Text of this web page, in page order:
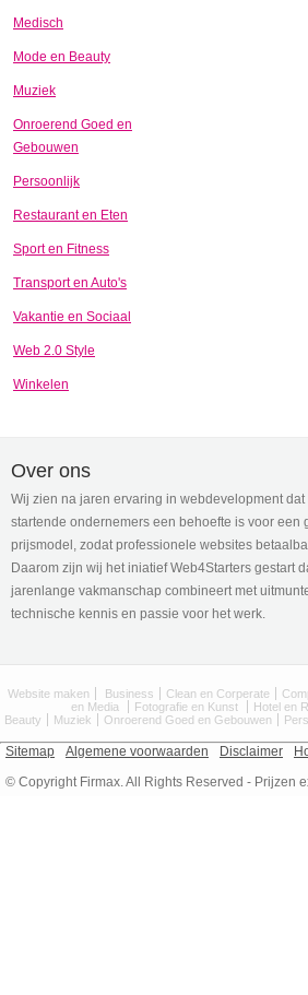
Medisch
Mode en Beauty
Muziek
Onroerend Goed en
Gebouwen
Persoonlijk
Restaurant en Eten
Sport en Fitness
Transport en Auto's
Vakantie en Sociaal
Web 2.0 Style
Winkelen
Over ons
Wij zien na jaren ervaring in webdevelopment dat
startende ondernemers een behoefte is voor een
prijsmodel, zodat professionele websites
Daarom zijn wij het iniatief Web4Starters gestart
jarenlange vakmanschap combineert met
technische kennis en passie voor het werk.
Website maken Business Clean en Corperate
en Media
Fotografie en Kunst Hotel en
Beauty
Muziek Onroerend Goed en Gebouwen
Sitemap Algemene voorwaarden Disclaimer
© Copyright Firmax. All Rights Reserved - Prijzen